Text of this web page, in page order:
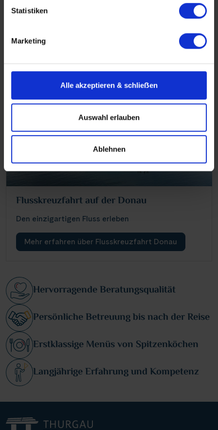
Statistiken
Marketing
Alle akzeptieren & schlieẞen
Auswahl erlauben
Ablehnen
Flusskreuzfahrt auf der Donau
Den einzigartigen Fluss erleben
Mehr erfahren über Flusskreuzfahrt Donau
Hervorragende Beratungsqualität
Persönliche Betreuung bis nach der Reise
Erstklassige Menüs von Spitzenköchen
Langjährige Erfahrung und Kompetenz